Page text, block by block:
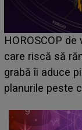
Emanuel a ținut
acum! În fața
face o
sa: "I-am spus